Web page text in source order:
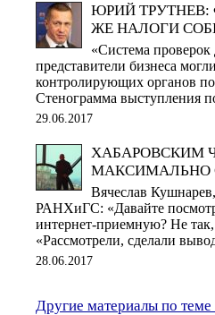
ЮРИЙ
ЖЕ НАЛОГИ
«Система
представители бизнеса
контролирующих органов
Стенограмма выступления
29.06.2017
ХАБАРОВСКИМ
МАКСИМАЛЬНО
Вячеслав
РАНХиГС: «Давайте
интернет-приемную? Не
«Рассмотрели, сделали
28.06.2017
Другие материалы по